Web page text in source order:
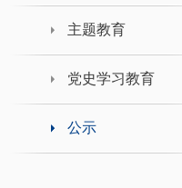
主题教育
党史学习教育
公示